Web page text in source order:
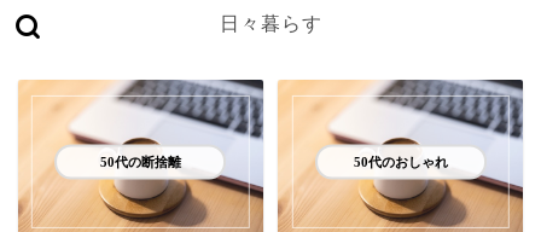
日々暮らす
50代の断捨離 50代のおしゃれ